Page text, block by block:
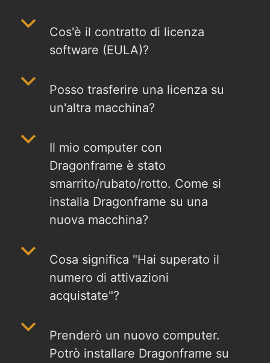
b
Cos'è il contratto di licenza
software (EULA)?
b
Posso trasferire una licenza su
un'altra macchina?
b
Il mio computer con
Dragonframe è stato
smarrito/rubato/rotto. Come si
installa Dragonframe su una
nuova macchina?
b
Cosa significa "Hai superato il
numero di attivazioni
acquistate"?
b
Prenderò un nuovo computer.
Potrò installare Dragonframe su